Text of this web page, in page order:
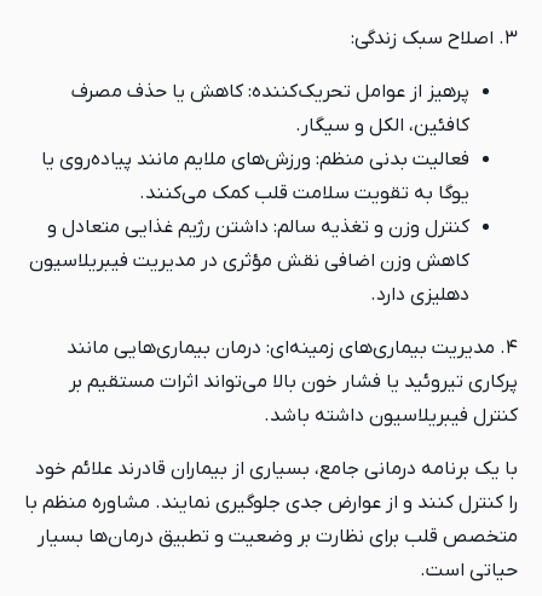
۳. اصلاح سبک زندگی:
پرهیز از عوامل تحریک‌کننده: کاهش یا حذف مصرف
کافئین، الکل و سیگار.
فعالیت بدنی منظم: ورزش‌های ملایم مانند پیاده‌روی یا
یوگا به تقویت سلامت قلب کمک می‌کنند.
کنترل وزن و تغذیه سالم: داشتن رژیم غذایی متعادل و
کاهش وزن اضافی نقش مؤثری در مدیریت فیبریلاسیون
دهلیزی دارد.
۴. مدیریت بیماری‌های زمینه‌ای: درمان بیماری‌هایی مانند
پرکاری تیروئید یا فشار خون بالا می‌تواند اثرات مستقیم بر
کنترل فیبریلاسیون داشته باشد.
با یک برنامه درمانی جامع، بسیاری از بیماران قادرند علائم خود
را کنترل کنند و از عوارض جدی جلوگیری نمایند. مشاوره منظم با
متخصص قلب برای نظارت بر وضعیت و تطبیق درمان‌ها بسیار
حیاتی است.